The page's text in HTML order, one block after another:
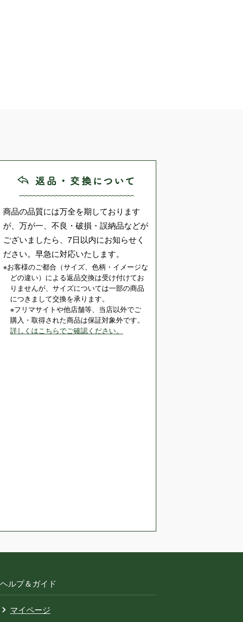
商品の品質には万全を期しております
が、万が一、不良・破損・誤納品などが
ございましたら、7日以内にお知らせく
ださい。早急に対応いたします。
お客様のご都合（サイズ、色柄・イメージな
どの違い）による返品交換は受け付けてお
りませんが、サイズについては一部の商品
につきまして交換を承ります。
※フリマサイトや他店舗等、当店以外でご
購入・取得された商品は保証対象外です。
詳しくはこちらでご確認ください。
ヘルプ＆ガイド
マイページ